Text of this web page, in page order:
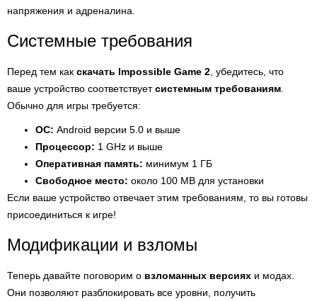
напряжения и адреналина.
Системные требования
Перед тем как скачать Impossible Game 2 , убедитесь, что
ваше устройство соответствуетсистемным требованиям
Обычно для игры требуется:
ОС: Android версии 5.0 и выше
Процессор: 1 GHz и выше
Оперативная память: минимум 1 ГБ
Свободное место: около 100 MB для установки
Если ваше устройство отвечает этим требованиям, то вы готовы
присоединиться к игре!
Модификации и взломы
Теперь давайте поговорим о взломанных версиях и модах.
Они позволяют разблокировать все уровни, получить